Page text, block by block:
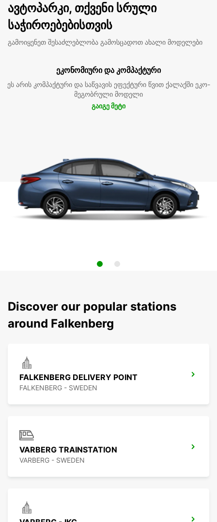
ავტოპარკი, თქვენი სრული
საჭიროებებისთვის
გამოიყენეთ შესაძლებლობა გამოსცადოთ ახალი მოდელები
ეკონომიური და კომპაქტური
ეს არის კომპაქტური და საწვავის ეფექტური წვით ქალაქში ეკო-
მეგობრული მოდელი
გაიგე მეტი
Discover our popular stations
around Falkenberg
FALKENBERG DELIVERY POINT
FALKENBERG - SWEDEN
VARBERG TRAINSTATION
VARBERG - SWEDEN